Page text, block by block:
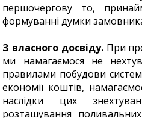
першочергову то,
формуванні думки
З власного досвіду.При
ми намагаємося не
правилами побудови
економії коштів,
наслідки цих
розташування